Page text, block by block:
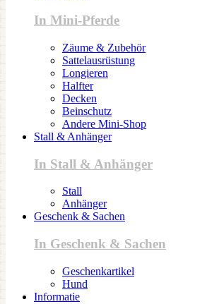
In Mini-Pferde
Zäume & Zubehör
Sattelausrüstung
Longieren
Halfter
Decken
Beinschutz
Andere Mini-Shop
Stall & Anhänger
In Stall & Anhänger
Stall
Anhänger
Geschenk & Sachen
In Geschenk & Sachen
Geschenkartikel
Hund
Informatie